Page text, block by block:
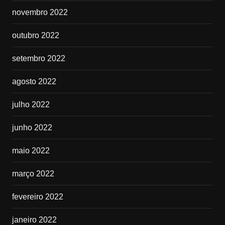
novembro 2022
outubro 2022
setembro 2022
agosto 2022
julho 2022
junho 2022
maio 2022
março 2022
fevereiro 2022
janeiro 2022